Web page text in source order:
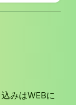
みはWEBに